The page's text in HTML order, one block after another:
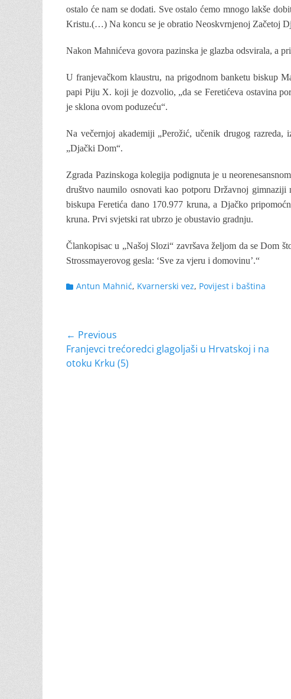
ostalo će nam se dodati. Sve ostalo ćemo mnogo lakše
Kristu.(…) Na koncu se je obratio Neoskvrnjenoj Začetoj
Nakon Mahnićeva govora pazinska je glazba odsvirala, a
U franjevačkom klaustru, na prigodnom banketu biskup
papi Piju X. koji je dozvolio, „da se Feretićeva ostavina
je sklona ovom poduzeću“.
Na večernjoj akademiji „Perožić, učenik drugog
„Djački Dom“.
Zgrada Pazinskoga kolegija podignuta je u
društvo na­umilo osnovati kao potporu Državnoj
biskupa Feretića dano 170.977 kruna, a Djačko
kruna. Prvi svjetski rat ubrzo je obustavio gradnju.
Člankopisac u „Našoj Slozi“ završava željom da se Dom
Strossmayerovog gesla: ‘Sve za vjeru i domovinu’.“
Categories
Antun Mahnić, Kvarnerski vez, Povijest i baština
Navigacija
objava
← Previous
Previous
post:
Franjevci trećoredci glagoljaši u Hrvatskoj i na
otoku Krku (5)